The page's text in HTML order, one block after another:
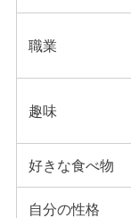
職業
趣味
好きな食べ物
自分の性格